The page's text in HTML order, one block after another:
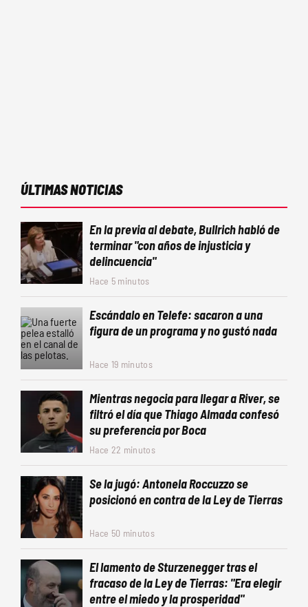
ÚLTIMAS NOTICIAS
En la previa al debate, Bullrich habló de
terminar "con años de injusticia y
delincuencia"
Hace 5 minutos
Escándalo en Telefe: sacaron a una
figura de un programa y no gustó nada
Hace 19 minutos
Mientras negocia para llegar a River, se
filtró el día que Thiago Almada confesó
su preferencia por Boca
Hace 22 minutos
Se la jugó: Antonela Roccuzzo se
posicionó en contra de la Ley de Tierras
Hace 50 minutos
El lamento de Sturzenegger tras el
fracaso de la Ley de Tierras: "Era elegir
entre el miedo y la prosperidad"